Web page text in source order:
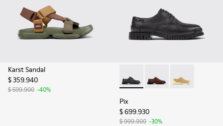
Karst Sandal
$ 359.940
$ 599.900 -40%
Pix - K201851-001 -
Pix - K201851-010 -
Pix -
Pix
$ 699.930
$ 999.900 -30%